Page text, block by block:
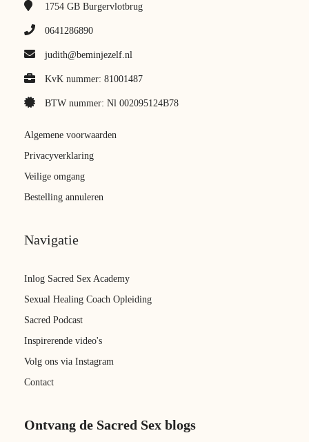
1754 GB Burgervlotbrug
0641286890
judith@beminjezelf.nl
KvK nummer: 81001487
BTW nummer: Nl 002095124B78
Algemene voorwaarden
Privacyverklaring
Veilige omgang
Bestelling annuleren
Navigatie
Inlog Sacred Sex Academy
Sexual Healing Coach Opleiding
Sacred Podcast
Inspirerende video's
Volg ons via Instagram
Contact
Ontvang de Sacred Sex blogs